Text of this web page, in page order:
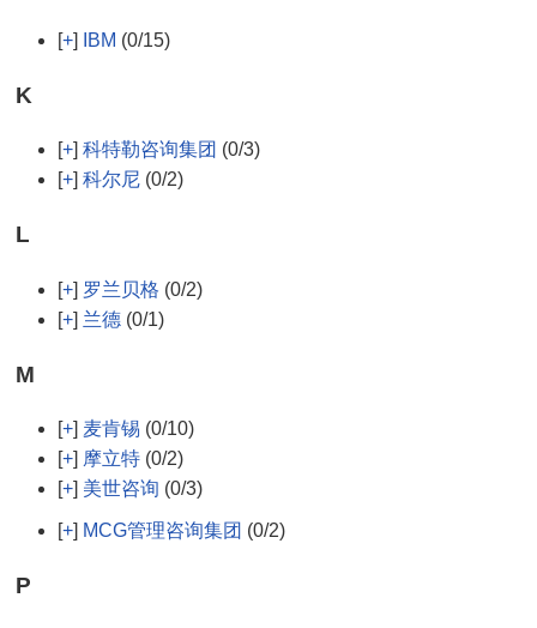
[+] IBM (0/15)
K
[+] 科特勒咨询集团 (0/3)
[+] 科尔尼 (0/2)
L
[+] 罗兰贝格 (0/2)
[+] 兰德 (0/1)
M
[+] 麦肯锡 (0/10)
[+] 摩立特 (0/2)
[+] 美世咨询 (0/3)
[+] MCG管理咨询集团 (0/2)
P